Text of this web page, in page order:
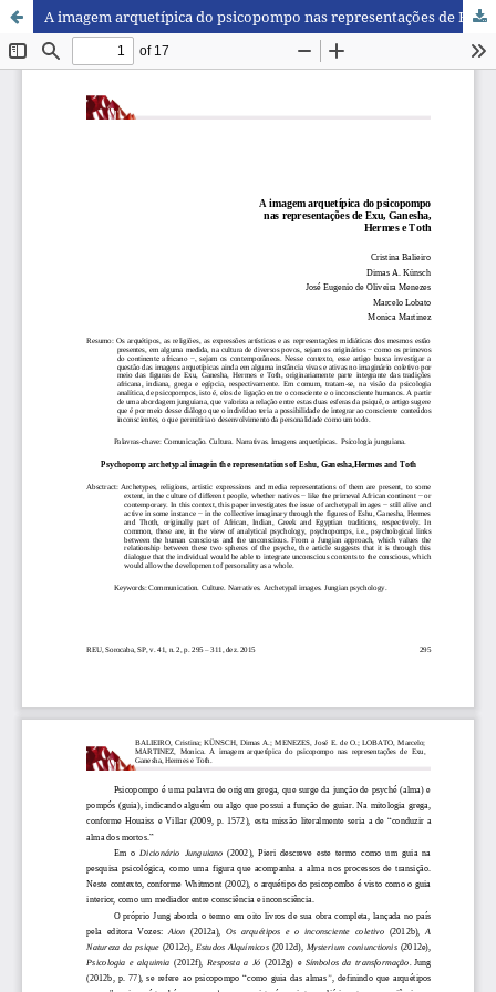
A imagem arquetípica do psicopompo nas representações de Exu, Ganesha, Hermes e Toth